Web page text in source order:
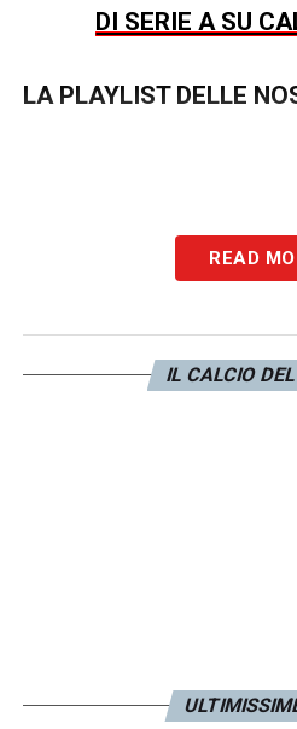
DI SERIE A SU
LA PLAYLIST DELLE
READ
IL CALCIO